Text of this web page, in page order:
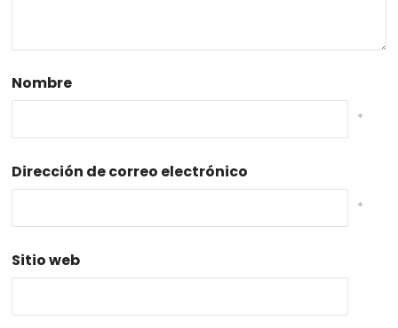
Nombre
*
Dirección de correo electrónico
*
Sitio web